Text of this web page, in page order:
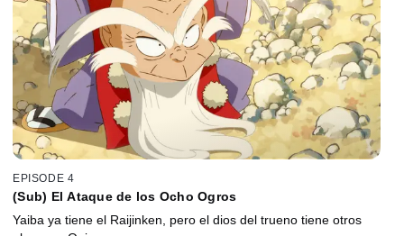
EPISODE 4
(Sub) El Ataque de los Ocho Ogros
Yaiba ya tiene el Raijinken, pero el dios del trueno tiene otros